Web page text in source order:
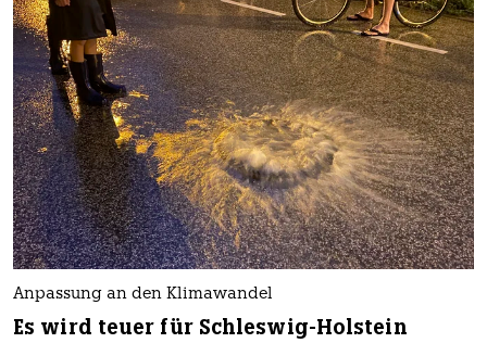
Anpassung an den Klimawandel
Es wird teuer für Schleswig-Holstein